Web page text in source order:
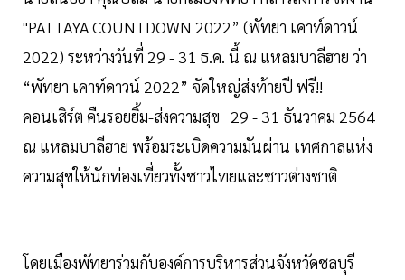
"PATTAYA COUNTDOWN 2022” (พัทยา เคาท์ดาวน์
2022) ระหว่างวันที่ 29 - 31 ธ.ค. นี้ ณ แหลมบาลีฮาย ว่า
“พัทยา เคาท์ดาวน์ 2022” จัดใหญ่ส่งท้ายปี ฟรี!!
คอนเสิร์ต คืนรอยยิ้ม-ส่งความสุข 29 - 31 ธันวาคม 2564
ณ แหลมบาลีฮาย พร้อมระเบิดความมันผ่าน เทศกาลแห่ง
ความสุขให้นักท่องเที่ยวทั้งชาวไทยและชาวต่างชาติ
โดยเมืองพัทยาร่วมกับองค์การบริหารส่วนจังหวัดชลบุรี